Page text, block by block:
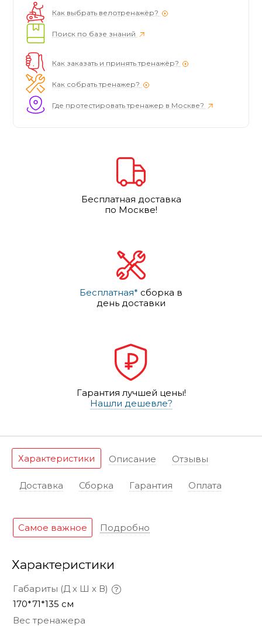
Как выбрать велотренажёр?
Поиск по базе знаний
Как заказать и принять тренажёр?
Как собрать тренажер?
Где протестировать тренажер в Москве?
Бесплатная доставка
по Москве!
Бесплатная* сборка в
день доставки
Гарантия лучшей цены!
Нашли дешевле?
Характеристики Описание Отзывы
Доставка Сборка Гарантия Оплата
Самое важное Подробно
Характеристики
Габариты (Д х Ш х В)
170*71*135 см
Вес тренажера